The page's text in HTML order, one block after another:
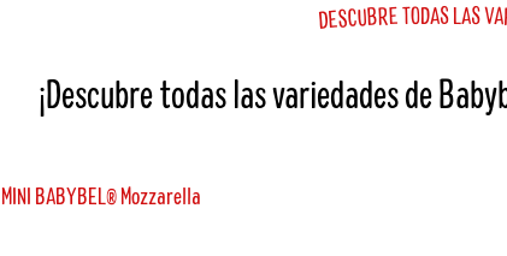
DESCUBRETODAS LAS VA
¡Descubre todas las variedades de
MINI BABYBEL® Mozzarella